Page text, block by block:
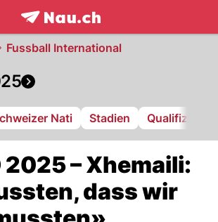
frontpage.NAU.ch
Fussball International
Nati Stadien Qualifizierte
2025 – Xhemaili:
dass wir